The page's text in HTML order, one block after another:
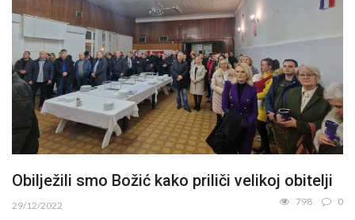
Obilježili smo Božić kako priliči velikoj obitelji
29/12/2022 798 0